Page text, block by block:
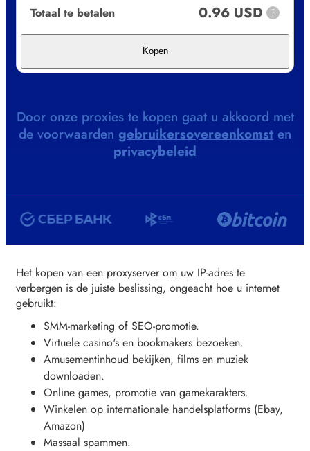
Totaal te betalen 0.96 USD ?
Kopen
Door onze proxies te kopen gaat u akkoord met
de voorwaarden gebruikersovereenkomst en
privacybeleid
Het kopen van een proxyserver om uw IP-adres te
verbergen is de juiste beslissing, ongeacht hoe u internet
gebruikt:
SMM-marketing of SEO-promotie.
Virtuele casino's en bookmakers bezoeken.
Amusementinhoud bekijken, films en muziek
downloaden.
Online games, promotie van gamekarakters.
Winkelen op internationale handelsplatforms (Ebay,
Amazon)
Massaal spammen.